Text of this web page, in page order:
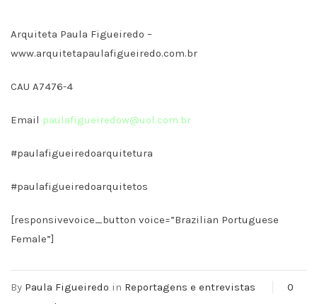
Arquiteta Paula Figueiredo –
www.arquitetapaulafigueiredo.com.br
CAU A7476-4
Email paulafigueiredow@uol.com.br
#paulafigueiredoarquitetura
#paulafigueiredoarquitetos
[responsivevoice_button voice=”Brazilian Portuguese
Female”]
By Paula Figueiredo in Reportagens e entrevistas
0